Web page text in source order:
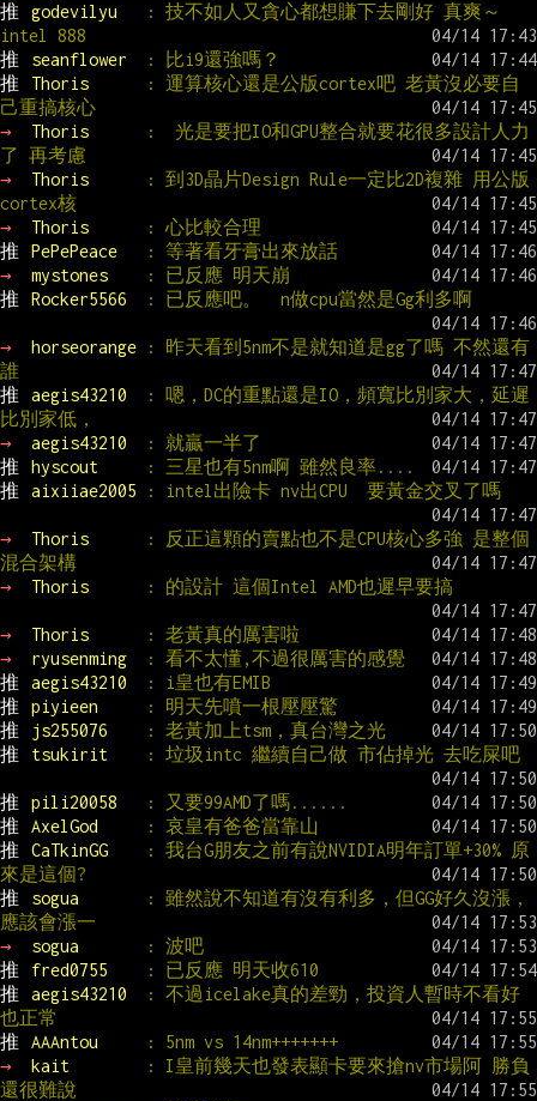
推
godevilyu
: 技不如人又貪心都想賺下去剛好 真爽～
intel 888
推
seanflower
: 比i9還強嗎？
推
Thoris
: 運算核心還是公版cortex吧 老黃沒必要自
己重搞核心
→
Thoris
:  光是要把IO和GPU整合就要花很多設計人力
了 再考慮
→
Thoris
: 到3D晶片Design Rule一定比2D複雜 用公版
cortex核
→
Thoris
: 心比較合理
推
PePePeace
: 等著看牙膏出來放話
→
mystones
: 已反應 明天崩
推
Rocker5566 : 已反應吧。  n做cpu當然是Gg利多啊
→ horseorange
: 昨天看到5nm不是就知道是gg了嗎 不然還有
誰
推
aegis43210
: 嗯，DC的重點還是IO，頻寬比別家大，延遲
比別家低，
→
aegis43210
: 就贏一半了
推
hyscout
: 三星也有5nm啊 雖然良率....
推
aixiiae2005 : intel出險卡 nv出CPU  要黃金交叉了嗎
→ Thoris
: 反正這顆的賣點也不是CPU核心多強 是整個
混合架構
→
Thoris : 的設計 這個Intel AMD也遲早要搞
→ Thoris
: 老黃真的厲害啦
→
ryusenming
: 看不太懂,不過很厲害的感覺
推
aegis43210
: i皇也有EMIB
推
piyieen
: 明天先噴一根壓壓驚
推
js255076
: 老黃加上tsm，真台灣之光
推
tsukirit : 垃圾intc 繼續自己做 市佔掉光 去吃屎吧
推 pili20058
: 又要99AMD了嗎......
推
AxelGod
: 哀皇有爸爸當靠山
推
CaTkinGG
: 我台G朋友之前有說NVIDIA明年訂單+30% 原
來是這個?
推
sogua
: 雖然說不知道有沒有利多，但GG好久沒漲，
應該會漲一
→
sogua
: 波吧
推
fred0755
: 已反應 明天收610
推
aegis43210
: 不過icelake真的差勁，投資人暫時不看好
也正常
推
AAAntou
: 5nm vs 14nm+++++++
→
kait
: I皇前幾天也發表顯卡要來搶nv市場阿 勝負
還很難說